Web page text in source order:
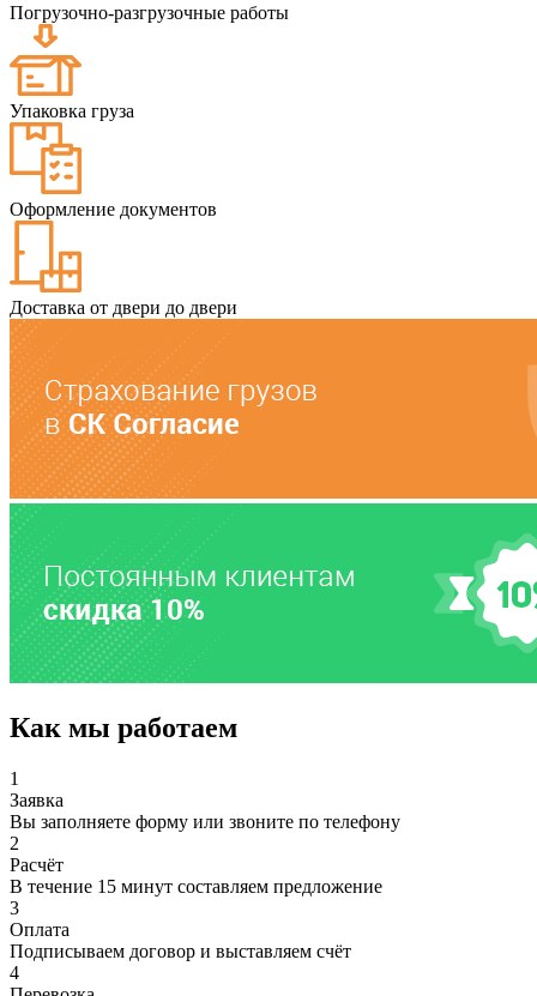
Погрузочно-разгрузочные работы
Упаковка груза
Оформление документов
Доставка от двери до двери
Как мы работаем
1
Заявка
Вы заполняете форму или звоните по телефону
2
Расчёт
В течение 15 минут составляем предложение
3
Оплата
Подписываем договор и выставляем счёт
4